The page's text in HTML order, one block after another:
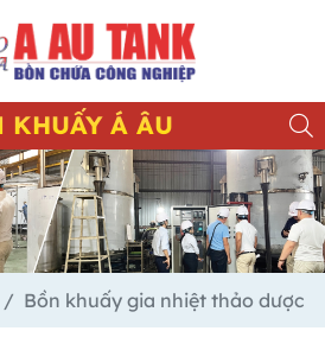
KHUẤY Á ÂU
Bồn khuấy gia nhiệt thảo dược